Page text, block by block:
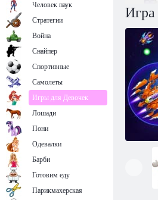
Игра
Человек паук
Стратегии
Война
Снайпер
Спортивные
Самолеты
Игры для Девочек
Лошади
Пони
Одевалки
Барби
Готовим еду
Парикмахерская